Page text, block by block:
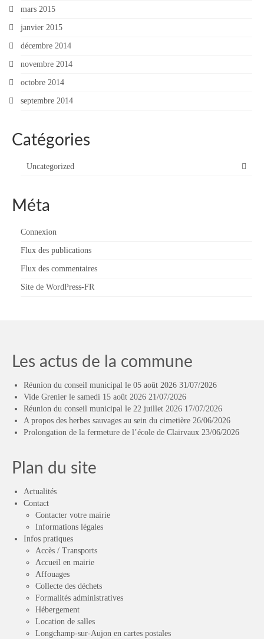
mars 2015
janvier 2015
décembre 2014
novembre 2014
octobre 2014
septembre 2014
Catégories
Uncategorized
Méta
Connexion
Flux des publications
Flux des commentaires
Site de WordPress-FR
Les actus de la commune
Réunion du conseil municipal le 05 août 2026 31/07/2026
Vide Grenier le samedi 15 août 2026 21/07/2026
Réunion du conseil municipal le 22 juillet 2026 17/07/2026
A propos des herbes sauvages au sein du cimetière 26/06/2026
Prolongation de la fermeture de l’école de Clairvaux 23/06/2026
Plan du site
Actualités
Contact
Contacter votre mairie
Informations légales
Infos pratiques
Accès / Transports
Accueil en mairie
Affouages
Collecte des déchets
Formalités administratives
Hébergement
Location de salles
Longchamp-sur-Aujon en cartes postales